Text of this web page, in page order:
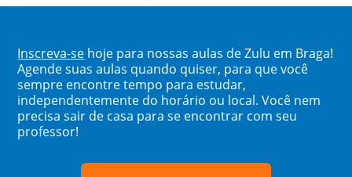
Inscreva-se hoje para nossas aulas de Zulu em Braga!
Agende suas aulas quando quiser, para que você
sempre encontre tempo para estudar,
independentemente do horário ou local. Você nem
precisa sair de casa para se encontrar com seu
professor!